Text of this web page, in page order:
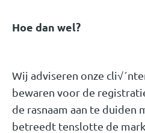
Hoe dan wel?
Wij adviseren onze
bewaren voor de
de rasnaam aan te duiden
betreedt tenslotte de